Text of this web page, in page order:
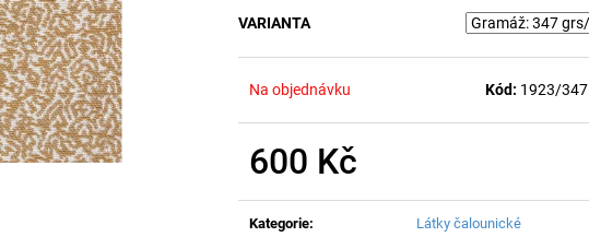
VARIANTA
Na objednávku Kód: 1923/347
600 Kč
Kategorie:
Látky čalounické